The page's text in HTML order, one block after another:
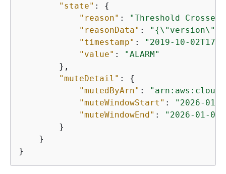
"state" : {
"reason" :
"Threshold
"reasonData" : " {
"timestamp" :
"2019-10-
"value" :
"ALARM"
        },
"muteDetail" : {
"mutedByArn" :
"muteWindowStart" :
"2026-01-
"muteWindowEnd" :
"2026-01-
        }
    }
}